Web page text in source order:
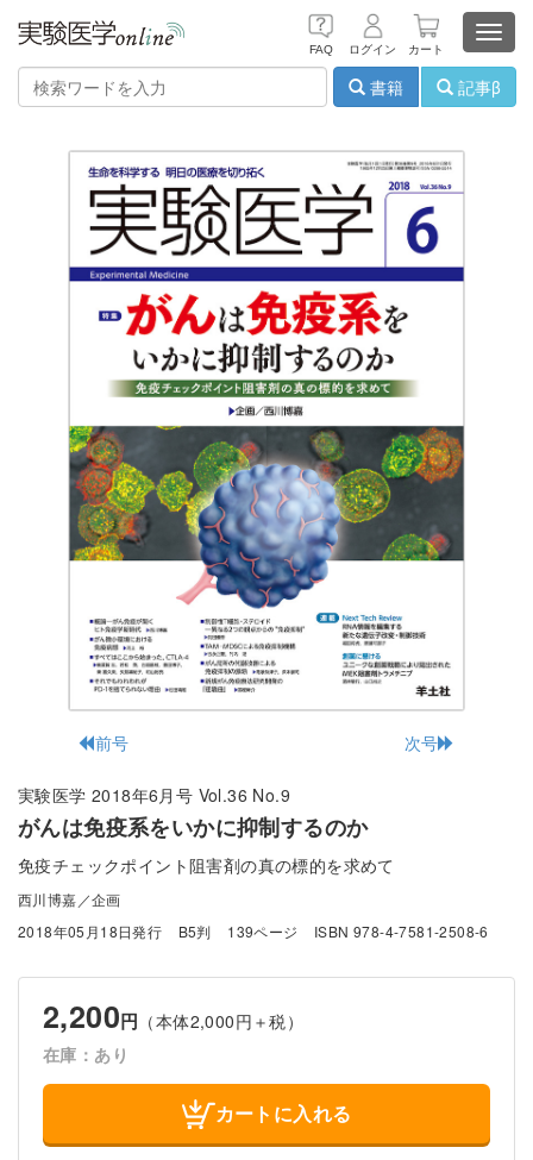
FAQ ログイン カート
書籍
記事β
前号 次号
実験医学 2018年6月号 Vol.36 No.9
がんは免疫系をいかに抑制するのか
免疫チェックポイント阻害剤の真の標的を求めて
西川博嘉／企画
2018年05月18日発行
B5判 139ページ ISBN 978-4-7581-2508-6
2,200円 （本体2,000円＋税）
在庫：あり
カートに入れる